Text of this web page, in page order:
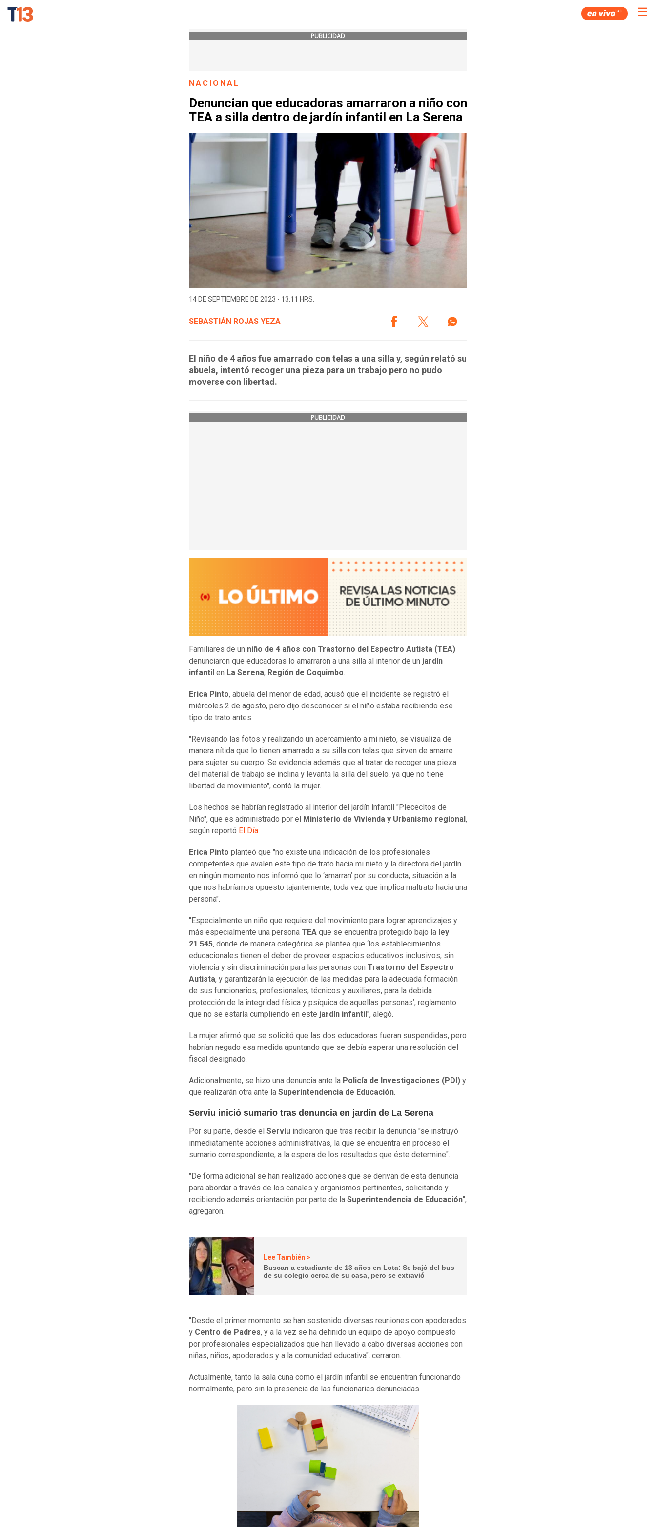
☰
PUBLICIDAD
NACIONAL
Denuncian que educadoras amarraron a niño con
TEA a silla dentro de jardín infantil en La Serena
14 DE SEPTIEMBRE DE 2023 - 13:11 HRS.
SEBASTIÁN ROJAS YEZA
El niño de 4 años fue amarrado con telas a una silla y, según relató su
abuela, intentó recoger una pieza para un trabajo pero no pudo
moverse con libertad.
PUBLICIDAD
Familiares de un niño de 4 años con Trastorno del Espectro Autista (TEA)
denunciaron que educadoras lo amarraron a una silla al interior de un jardín
infantil en La Serena, Región de Coquimbo.
Erica Pinto, abuela del menor de edad, acusó que el incidente se registró el
miércoles 2 de agosto, pero dijo desconocer si el niño estaba recibiendo ese
tipo de trato antes.
"Revisando las fotos y realizando un acercamiento a mi nieto, se visualiza de
manera nítida que lo tienen amarrado a su silla con telas que sirven de amarre
para sujetar su cuerpo. Se evidencia además que al tratar de recoger una pieza
del material de trabajo se inclina y levanta la silla del suelo, ya que no tiene
libertad de movimiento", contó la mujer.
Los hechos se habrían registrado al interior del jardín infantil "Piececitos de
Niño", que es administrado por el
Ministerio de Vivienda y Urbanismo regional ,
según reportó El Día.
Erica Pinto planteó que "no existe una indicación de los profesionales
competentes que avalen este tipo de trato hacia mi nieto y la directora del jardín
en ningún momento nos informó que lo ‘amarran’ por su conducta, situación a la
que nos habríamos opuesto tajantemente, toda vez que implica maltrato hacia una
persona".
"Especialmente un niño que requiere del movimiento para lograr aprendizajes y
más especialmente una persona TEA que se encuentra protegido bajo la ley
21.545, donde de manera categórica se plantea que ‘los establecimientos
educacionales tienen el deber de proveer espacios educativos inclusivos, sin
violencia y sin discriminación para las personas con Trastorno del Espectro
Autista, y garantizarán la ejecución de las medidas para la adecuada formación
de sus funcionarios, profesionales, técnicos y auxiliares, para la debida
protección de la integridad física y psíquica de aquellas personas’, reglamento
que no se estaría cumpliendo en este jardín infantil ", alegó.
La mujer afirmó que se solicitó que las dos educadoras fueran suspendidas, pero
habrían negado esa medida apuntando que se debía esperar una resolución del
fiscal designado.
Adicionalmente, se hizo una denuncia ante la Policía de Investigaciones (PDI) y
que realizarán otra ante la Superintendencia de Educación.
Serviu inició sumario tras denuncia en jardín de La Serena
Por su parte, desde el Serviu indicaron que tras recibir la denuncia "se instruyó
inmediatamente acciones administrativas, la que se encuentra en proceso el
sumario correspondiente, a la espera de los resultados que éste determine".
"De forma adicional se han realizado acciones que se derivan de esta denuncia
para abordar a través de los canales y organismos pertinentes, solicitando y
recibiendo además orientación por parte de la Superintendencia de Educación",
agregaron.
Lee También >
Buscan a estudiante de 13 años en Lota: Se bajó del bus
de su colegio cerca de su casa, pero se extravió
"Desde el primer momento se han sostenido diversas reuniones con apoderados
y Centro de Padres, y a la vez se ha definido un equipo de apoyo compuesto
por profesionales especializados que han llevado a cabo diversas acciones con
niñas, niños, apoderados y a la comunidad educativa", cerraron.
Actualmente, tanto la sala cuna como el jardín infantil se encuentran funcionando
normalmente, pero sin la presencia de las funcionarias denunciadas.